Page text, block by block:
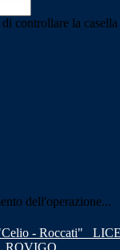
controllare la
dell'operazione...